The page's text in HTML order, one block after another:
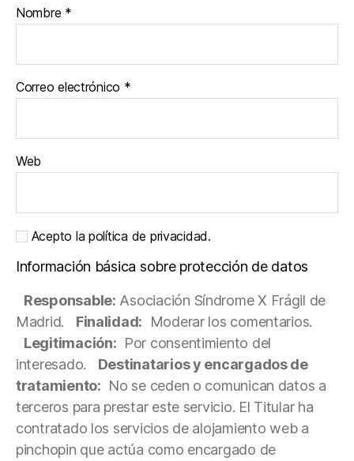
Nombre *
Correo electrónico *
Web
Acepto la política de privacidad.
Información básica sobre protección de datos
Responsable: Asociación Síndrome X Frágil de
Madrid.
Finalidad: Moderar los comentarios.
Legitimación: Por consentimiento del
interesado.
Destinatarios y encargados de
tratamiento: No se ceden o comunican datos a
terceros para prestar este servicio. El Titular ha
contratado los servicios de alojamiento web a
pinchopin que actúa como encargado de